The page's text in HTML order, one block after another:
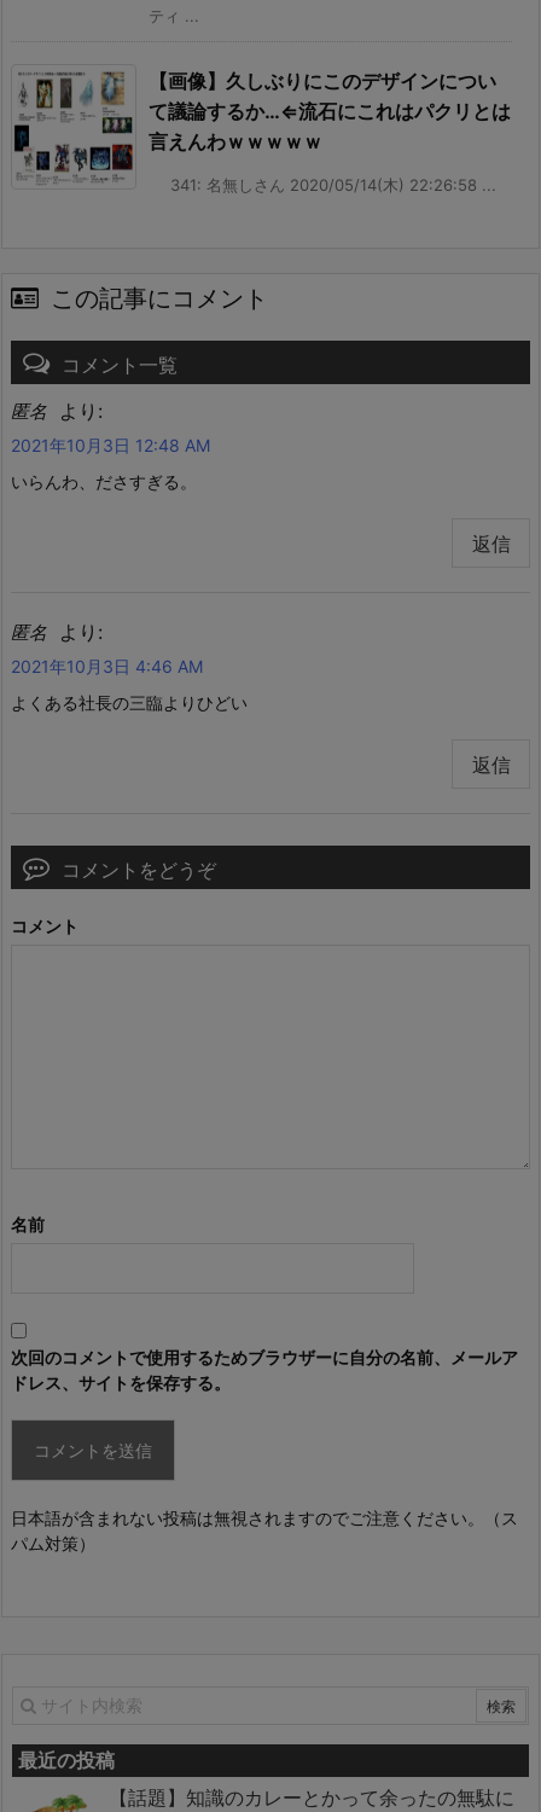
ティ ...
【画像】久しぶりにこのデザインについ
て議論するか…⇐流石にこれはパクリとは
言えんわｗｗｗｗｗ
341: 名無しさん 2020/05/14(木) 22:26:58 ...
この記事にコメント
コメント一覧
匿名 より:
2021年10月3日 12:48 AM
いらんわ、ださすぎる。
返信
匿名 より:
2021年10月3日 4:46 AM
よくある社長の三臨よりひどい
返信
コメントをどうぞ
コメント
名前
次回のコメントで使用するためブラウザーに自分の名前、メールア
ドレス、サイトを保存する。
日本語が含まれない投稿は無視されますのでご注意ください。（ス
パム対策）
最近の投稿
【話題】知識のカレーとかって余ったの無駄に